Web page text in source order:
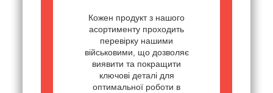
Кожен продукт з нашого
асортименту проходить
перевірку нашими
військовими, що дозволяє
виявити та покращити
ключові деталі для
оптимальної роботи в